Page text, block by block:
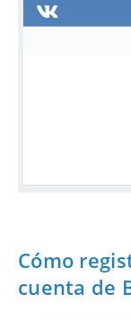
Cómo
cuenta de